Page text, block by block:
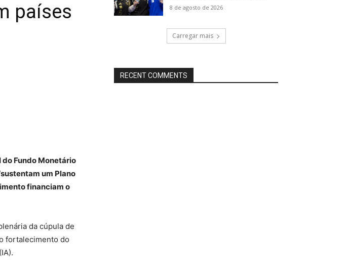
países
Fundo Monetário
um Plano
financiam o
da cúpula de
fortalecimento do
8 de agosto de 2026
Carregar mais
RECENT COMMENTS